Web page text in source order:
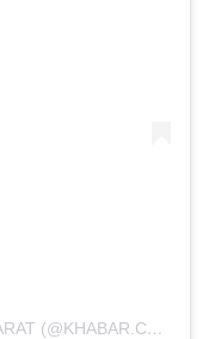
A POST SHARED BY KHABAR GUJARAT (@KHABAR.COMMUNICATION)